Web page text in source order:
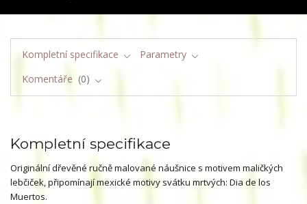
Kompletní specifikace
Parametry
Komentáře
0
Kompletní specifikace
Originální dřevěné ručně malované náušnice s motivem maličkých
lebčiček, připomínají mexické motivy svátku mrtvých: Dia de los
Muertos.